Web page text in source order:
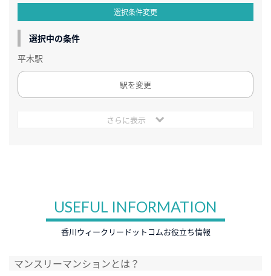
選択条件変更
選択中の条件
平木駅
駅を変更
さらに表示
USEFUL INFORMATION
香川ウィークリードットコムお役立ち情報
マンスリーマンションとは？